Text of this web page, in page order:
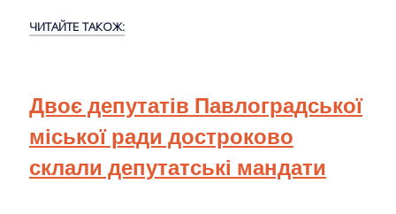
ЧИТАЙТЕ ТАКОЖ:
Двоє депутатів Павлоградської
міської ради достроково
склали депутатські мандати